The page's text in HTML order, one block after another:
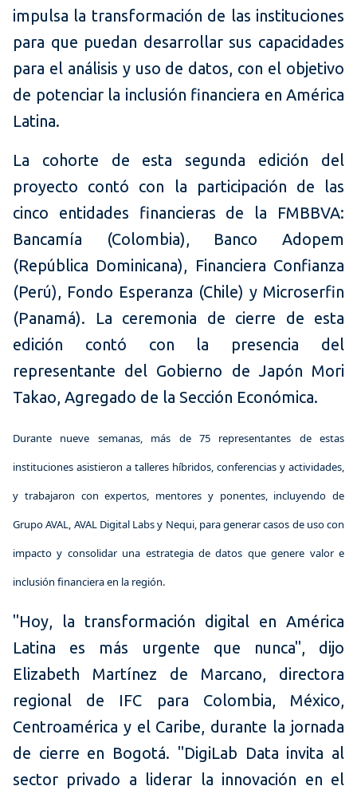
impulsa la transformación de las instituciones
para que puedan desarrollar sus capacidades
para el análisis y uso de datos, con el objetivo
de potenciar la inclusión financiera en América
Latina.
La cohorte de esta segunda edición del
proyecto contó con la participación de las
cinco entidades financieras de la FMBBVA:
Bancamía (Colombia), Banco Adopem
(República Dominicana), Financiera Confianza
(Perú), Fondo Esperanza (Chile) y Microserfin
(Panamá). La ceremonia de cierre de esta
edición contó con la presencia del
representante del Gobierno de Japón Mori
Takao, Agregado de la Sección Económica.
Durante nueve semanas, más de 75 representantes de estas
instituciones asistieron a talleres híbridos, conferencias y actividades,
y trabajaron con expertos, mentores y ponentes, incluyendo de
Grupo AVAL, AVAL Digital Labs y Nequi, para generar casos de uso con
impacto y consolidar una estrategia de datos que genere valor e
inclusión financiera en la región.
"Hoy, la transformación digital en América
Latina es más urgente que nunca", dijo
Elizabeth Martínez de Marcano, directora
regional de IFC para Colombia, México,
Centroamérica y el Caribe, durante la jornada
de cierre en Bogotá. "DigiLab Data invita al
sector privado a liderar la innovación en el